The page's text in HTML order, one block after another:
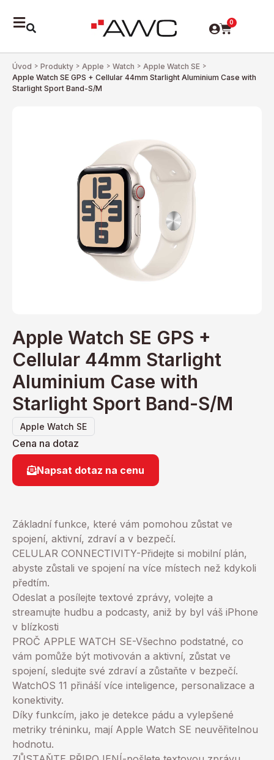
0
Úvod > Produkty > Apple > Watch > Apple Watch SE >
Apple Watch SE GPS + Cellular 44mm Starlight Aluminium Case with
Starlight Sport Band-S/M
Apple Watch SE
Apple Watch SE GPS +
Cellular 44mm Starlight
Aluminium Case with
Starlight Sport Band-S/M
Cena na dotaz
Napsat dotaz na cenu
Základní funkce, které vám pomohou zůstat ve
spojení, aktivní, zdraví a v bezpečí.
CELULAR CONNECTIVITY-Přidejte si mobilní plán,
abyste zůstali ve spojení na více místech než kdykoli
předtím.
Odeslat a posílejte textové zprávy, volejte a
streamujte hudbu a podcasty, aniž by byl váš iPhone
v blízkosti
PROČ APPLE WATCH SE-Všechno podstatné, co
vám pomůže být motivován a aktivní, zůstat ve
spojení, sledujte své zdraví a zůstaňte v bezpečí.
WatchOS 11 přináší více inteligence, personalizace a
konektivity.
Díky funkcím, jako je detekce pádu a vylepšené
metriky tréninku, mají Apple Watch SE neuvěřitelnou
hodnotu.